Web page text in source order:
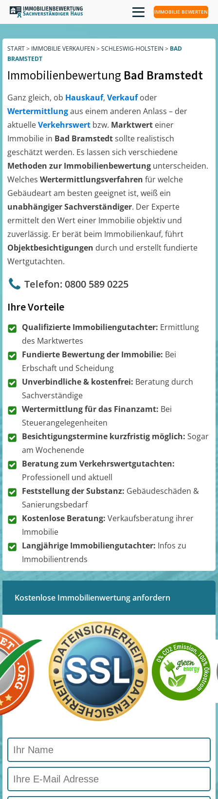
IMMOBILIE BEWERTEN
START> IMMOBILIE VERKAUFEN > SCHLESWIG-HOLSTEIN > BAD
BRAMSTEDT
Immobilienbewertung Bad Bramstedt
Ganz gleich, ob Hauskauf, Verkaufoder
Wertermittlungaus einem anderen Anlass – der
aktuelleVerkehrswert bzw. Marktwert einer
Immobilie in Bad Bramstedtsollte realistisch
geschätzt werden. Es lassen sich verschiedene
Methoden zur Immobilienbewertung unterscheiden.
Welches Wertermittlungsverfahren für welche
Gebäudeart am besten geeignet ist, weiß ein
unabhängiger Sachverständiger. Der Experte
ermittelt den Wert einer Immobilie objektiv und
zuverlässig. Er berät beim Immobilienkauf, führt
Objektbesichtigungen durch und erstellt fundierte
Wertgutachten.
Telefon: 0800 589 0225
Ihre Vorteile
Qualifizierte Immobiliengutachter: Ermittlung
des Marktwertes
Fundierte Bewertung der Immobilie: Bei
Erbschaft und Scheidung
Unverbindliche & kostenfrei: Beratung durch
Sachverständige
Wertermittlung für das Finanzamt: Bei
Steuerangelegenheiten
Besichtigungstermine kurzfristig möglich: Sogar
am Wochenende
Beratung zum Verkehrswertgutachten:
Professionell und aktuell
Feststellung der Substanz: Gebäudeschäden &
Sanierungsbedarf
Kostenlose Beratung: Verkaufsberatung ihrer
Immobilie
Langjährige Immobiliengutachter: Infos zu
Immobilientrends
Kostenlose Immobilienwertung anfordern